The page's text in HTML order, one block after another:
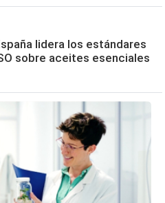
lidera los estándares
sobre aceites esenciales